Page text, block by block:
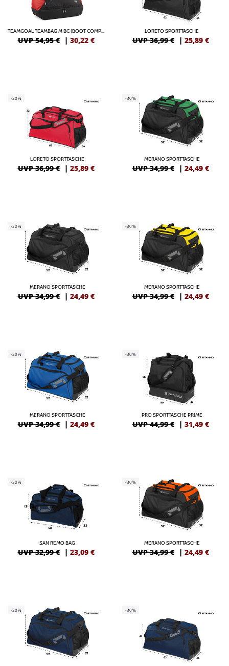
TEAMGOAL TEAMBAG M BC (BOOT COMPARTMENT)
UVP 54,95 € | 30,22 €
LORETO SPORTTASCHE
UVP 36,99 € | 25,89 €
-30%
LORETO SPORTTASCHE
UVP 36,99 € | 25,89 €
-30%
MERANO SPORTTASCHE
UVP 34,99 € | 24,49 €
-30%
MERANO SPORTTASCHE
UVP 34,99 € | 24,49 €
-30%
MERANO SPORTTASCHE
UVP 34,99 € | 24,49 €
-30%
MERANO SPORTTASCHE
UVP 34,99 € | 24,49 €
-30%
PRO SPORTTASCHE PRIME
UVP 44,99 € | 31,49 €
-30%
SAN REMO BAG
UVP 32,99 € | 23,09 €
-30%
MERANO SPORTTASCHE
UVP 34,99 € | 24,49 €
-30% -30%